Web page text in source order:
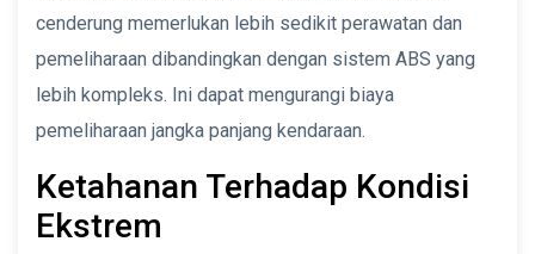
cenderung memerlukan lebih sedikit perawatan dan
pemeliharaan dibandingkan dengan sistem ABS yang
lebih kompleks. Ini dapat mengurangi biaya
pemeliharaan jangka panjang kendaraan.
Ketahanan Terhadap Kondisi
Ekstrem